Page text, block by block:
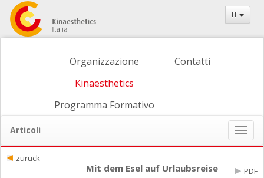
IT
Organizzazione
Kinaesthetics
Programma Formativo
Contatti
Articoli
ein-/
zurück
Mit dem Esel auf Urlaubsreise
PDF